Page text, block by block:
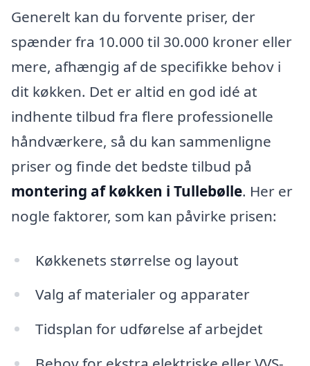
Generelt kan du forvente priser, der
spænder fra 10.000 til 30.000 kroner eller
mere, afhængig af de specifikke behov i
dit køkken. Det er altid en god idé at
indhente tilbud fra flere professionelle
håndværkere, så du kan sammenligne
priser og finde det bedste tilbud på
montering af køkken i Tullebølle. Her er
nogle faktorer, som kan påvirke prisen:
Køkkenets størrelse og layout
Valg af materialer og apparater
Tidsplan for udførelse af arbejdet